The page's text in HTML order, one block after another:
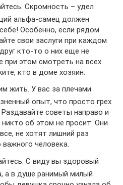
Скромность – удел
альфа-самец должен
Особенно, если рядом
свои заслуги при каждом
кто-то о них еще не
при этом смотреть на всех
кто в доме хозяин.
жить. У вас за плечами
опыт, что просто грех
советы направо и
об этом не просит. Они
не хотят лишний раз
человека.
С виду вы здоровый
а в душе ранимый милый